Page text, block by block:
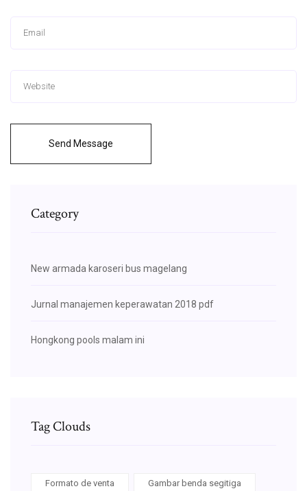
Send Message
Category
New armada karoseri bus magelang
Jurnal manajemen keperawatan 2018 pdf
Hongkong pools malam ini
Tag Clouds
Formato de venta Gambar benda segitiga